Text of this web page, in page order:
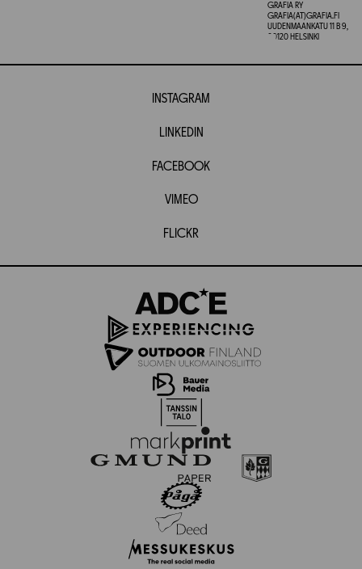
GRAFIA RY
GRAFIA(AT)GRAFIA.FI
UUDENMAANKATU 11 B 9,
00120 HELSINKI
INSTAGRAM
LINKEDIN
FACEBOOK
VIMEO
FLICKR